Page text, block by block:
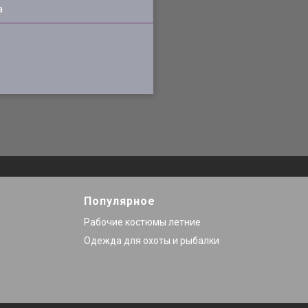
Популярное
Рабочие костюмы летние
Одежда для охоты и рыбалки